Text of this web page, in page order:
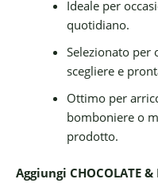
Ideale per
quotidiano.
Selezionato per
scegliere e
Ottimo per
bomboniere o
prodotto.
Aggiungi CHOCOLATE